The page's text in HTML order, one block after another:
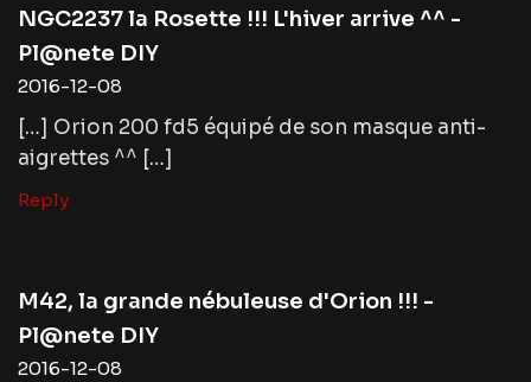
NGC2237 la Rosette !!! L'hiver arrive ^^ -
Pl@nete DIY
2016-12-08
[…] Orion 200 fd5 équipé de son masque anti-
aigrettes ^^ […]
Reply
M42, la grande nébuleuse d'Orion !!! -
Pl@nete DIY
2016-12-08